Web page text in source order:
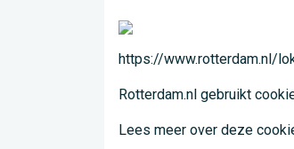
https://www.rotterdam.nl/
Rotterdam.nl gebruikt
Lees meer over deze